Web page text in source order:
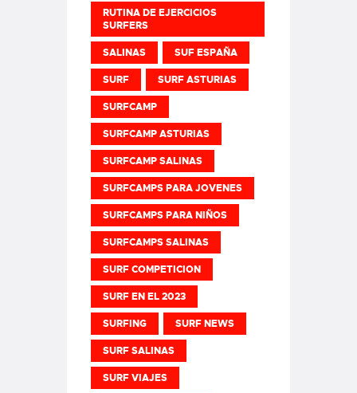
RUTINA DE EJERCICIOS
SURFERS
SALINAS SUF ESPAÑA
SURF SURF ASTURIAS
SURFCAMP
SURFCAMP ASTURIAS
SURFCAMP SALINAS
SURFCAMPS PARA JOVENES
SURFCAMPS PARA NIÑOS
SURFCAMPS SALINAS
SURF COMPETICION
SURF EN EL 2023
SURFING SURF NEWS
SURF SALINAS
SURF VIAJES